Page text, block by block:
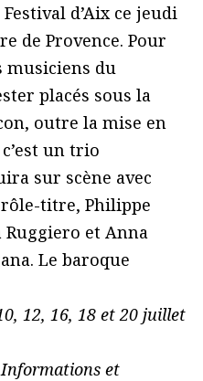
d’Aix ce jeudi
de Provence. Pour
musiciens du
placés sous la
outre la mise en
un trio
sur scène avec
titre, Philippe
et Anna
Le baroque
12, 16, 18 et 20 juillet
Informations et